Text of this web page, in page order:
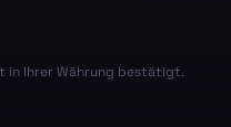
in Ihrer Währung bestätigt.